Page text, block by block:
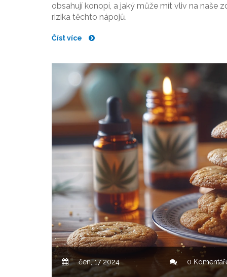
obsahují konopí, a jaký může mít vliv na naše
rizika těchto nápojů.
Číst více
čen, 17 2024 0